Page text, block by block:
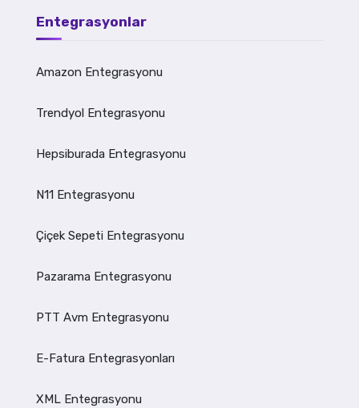
Entegrasyonlar
Amazon Entegrasyonu
Trendyol Entegrasyonu
Hepsiburada Entegrasyonu
N11 Entegrasyonu
Çiçek Sepeti Entegrasyonu
Pazarama Entegrasyonu
PTT Avm Entegrasyonu
E-Fatura Entegrasyonları
XML Entegrasyonu